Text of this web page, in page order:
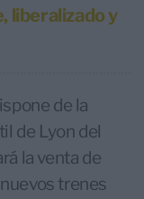
liberalizado y
de la
de Lyon del
la venta de
trenes